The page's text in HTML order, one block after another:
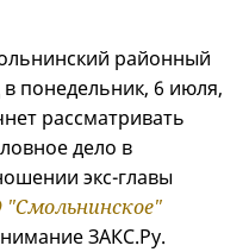
районный
в понедельник, 6 июля,
рассматривать
дело в
экс-главы
ЗАКС.Ру.